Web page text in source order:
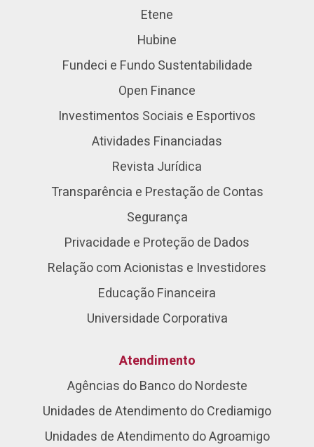
Etene
Hubine
Fundeci e Fundo Sustentabilidade
Open Finance
Investimentos Sociais e Esportivos
Atividades Financiadas
Revista Jurídica
Transparência e Prestação de Contas
Segurança
Privacidade e Proteção de Dados
Relação com Acionistas e Investidores
Educação Financeira
Universidade Corporativa
Atendimento
Agências do Banco do Nordeste
Unidades de Atendimento do Crediamigo
Unidades de Atendimento do Agroamigo